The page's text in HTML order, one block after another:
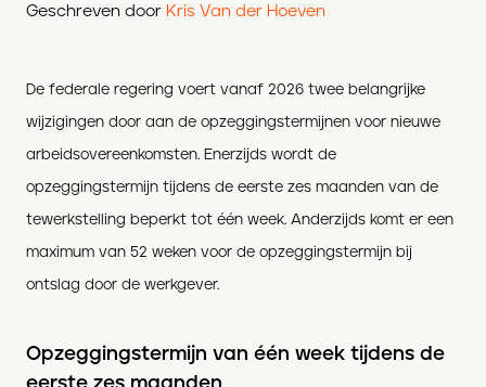
Geschreven door Kris Van der Hoeven
De federale regering voert vanaf 2026 twee belangrijke
wijzigingen door aan de opzeggingstermijnen voor nieuwe
arbeidsovereenkomsten. Enerzijds wordt de
opzeggingstermijn tijdens de eerste zes maanden van de
tewerkstelling beperkt tot één week. Anderzijds komt er een
maximum van 52 weken voor de opzeggingstermijn bij
ontslag door de werkgever.
Opzeggingstermijn van één week tijdens de